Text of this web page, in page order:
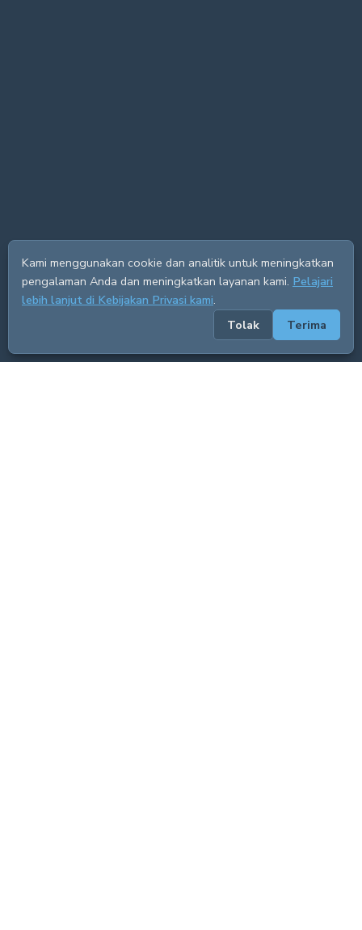
Kami menggunakan cookie dan analitik untuk meningkatkan
pengalaman Anda dan meningkatkan layanan kami. Pelajari
lebih lanjut di Kebijakan Privasi kami.
Tolak
Terima